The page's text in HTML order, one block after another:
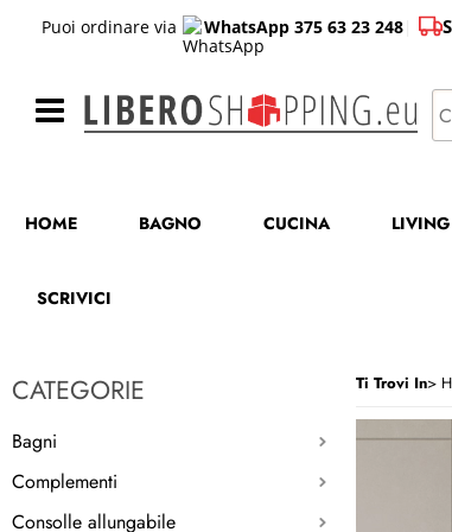
Puoi ordinare via WhatsApp 375 63 23 248
HOME BAGNO CUCINA LIVING
SCRIVICI
CATEGORIE
Bagni
Complementi
Consolle allungabile
Ti Trovi In